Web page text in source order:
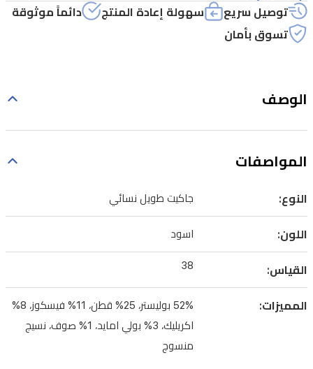
توصيل سريع سهولة إعادة المنتج
دائماً موثوقة
تسوق بأمان
الوصف
المواصفات
النوع: جاكيت طويل نسائي
اللون: اسود
القياس: 38
المميزات:
52% بوليستر، 25% قطن، 11% فيسكوز، 8%
اكريليك، 3% بولي امايد، 1% صوف، نسيج
منسوج